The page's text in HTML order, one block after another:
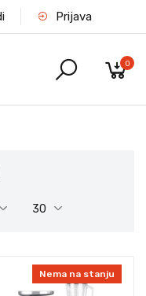
Prijava
0
30
Nema na stanju